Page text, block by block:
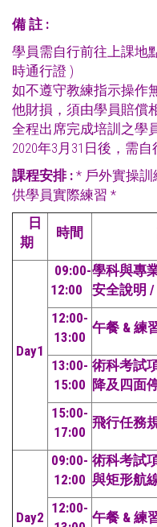
備 註 :
學員需自行前往上課地
時通行證 )
如不遵守教練指示操作
他財損，須由學員賠償
全程出席完成培訓之學
2020年3月31日後，需
課程安排: * 戶外實操訓
供學員實際練習 *
日
期
時間
Day1
09:00-
12:00
學科與專
安全說明 /
12:00-
13:00
午餐 & 練
13:00-
15:00
術科考試
降及四面
15:00-
17:00
飛行任務
Day2
09:00-
12:00
術科考試
與矩形航
12:00-
午餐 & 練